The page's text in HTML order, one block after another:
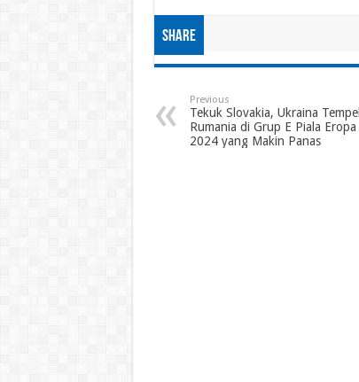
Share
Previous
Tekuk Slovakia, Ukraina Tempel
Rumania di Grup E Piala Eropa
2024 yang Makin Panas